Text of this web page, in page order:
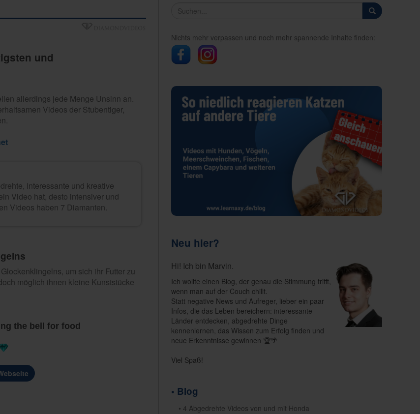
und
allerdings jede Menge Unsinn an.
Videos der Stubentiger,
interessante und kreative
Video hat, desto intensiver und
Videos haben 7 Diamanten.
um sich ihr Futter zu
möglich ihnen kleine Kunststücke
the bell for food
Nichts mehr verpassen und noch mehr spannende Inhalte finden:
Neu hier?
Hi! Ich bin Marvin.
Ich wollte einen Blog, der genau die Stimmung trifft,
wenn man auf der Couch chillt.
Statt negative News und Aufreger, lieber ein paar
Infos, die das Leben bereichern: interessante
Länder entdecken, abgedrehte Dinge
kennenlernen, das Wissen zum Erfolg finden und
neue Erkenntnisse gewinnen 🏆🌴
Viel Spaß!
• Blog
• 4 Abgedrehte Videos von und mit Honda